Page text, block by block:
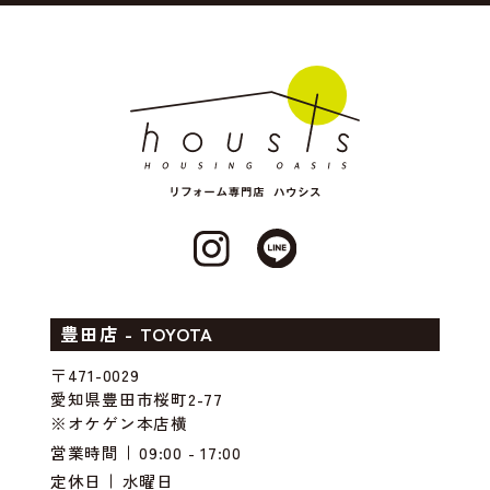
豊田店 - TOYOTA
〒471-0029
愛知県豊田市桜町2-77
※オケゲン本店横
営業時間
09:00 - 17:00
定休日
水曜日